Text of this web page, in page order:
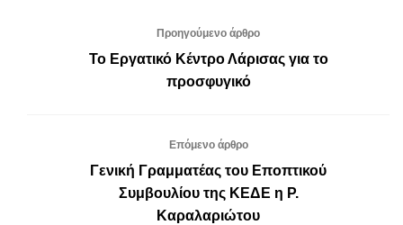
Προηγούμενο άρθρο
Το Εργατικό Κέντρο Λάρισας για το
προσφυγικό
Επόμενο άρθρο
Γενική Γραμματέας του Εποπτικού
Συμβουλίου της ΚΕΔΕ η Ρ.
Καραλαριώτου